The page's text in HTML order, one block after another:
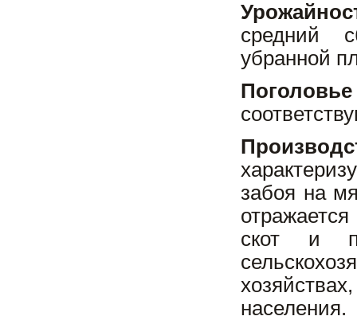
средний
убранной
забоя на
скот и
населения.